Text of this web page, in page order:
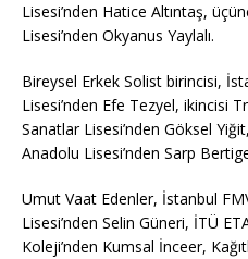
Lisesi’nden Hatice Altıntaş,
Lisesi’nden Okyanus Yaylalı.
Bireysel Erkek Solist birincisi,
Lisesi’nden Efe Tezyel, ikincisi
Sanatlar Lisesi’nden Göksel
Anadolu Lisesi’nden Sarp
Umut Vaat Edenler, İstanbul
Lisesi’nden Selin Güneri, İTÜ
Koleji’nden Kumsal İnceer,